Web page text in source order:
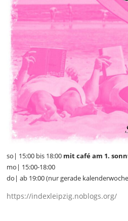
so| 15:00 bis 18:00 mit café am 1.
mo| 15:00-18:00
do| ab 19:00 (nur gerade
https://indexleipzig.noblogs.org/